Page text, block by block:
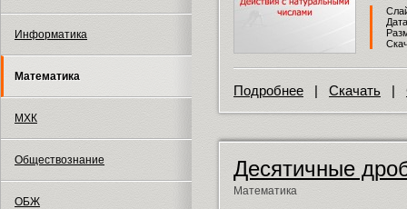
Информатика
Математика
МХК
Обществознание
ОБЖ
Подробнее | Скачать |
Десятичные
Математика